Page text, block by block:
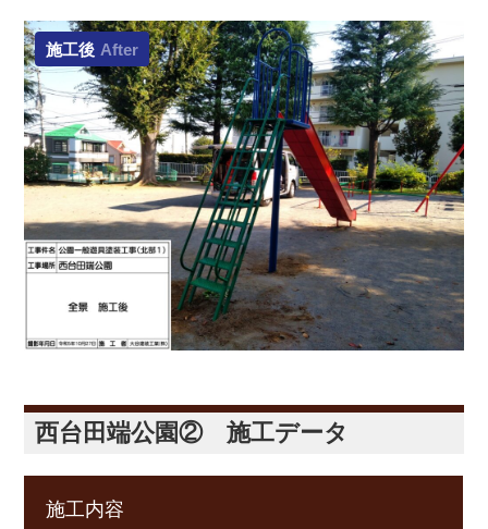
施工後 After
西台田端公園② 施工データ
施工内容